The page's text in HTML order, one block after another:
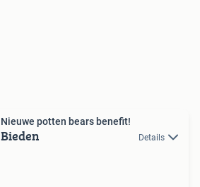
Nieuwe potten bears benefit!
Bieden Details